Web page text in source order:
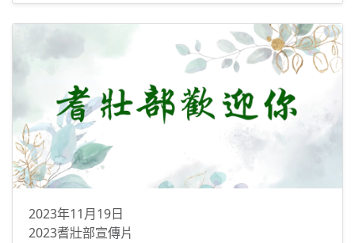
2023年11月19日
2023耆壯部宣傳片